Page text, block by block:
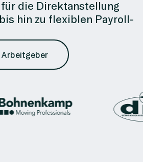
die Direktanstellung
hin zu flexiblen Payroll-